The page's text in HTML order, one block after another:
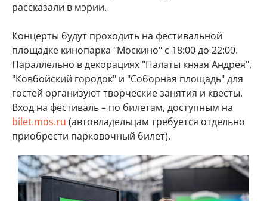
рассказали в мэрии.
Концерты будут проходить на фестивальной
площадке кинопарка "Москино" с 18:00 до 22:00.
Параллельно в декорациях "Палаты князя Андрея",
"Ковбойский городок" и "Соборная площадь" для
гостей организуют творческие занятия и квесты.
Вход на фестиваль – по билетам, доступным на
bilet.mos.ru (автовладельцам требуется отдельно
приобрести парковочный билет).